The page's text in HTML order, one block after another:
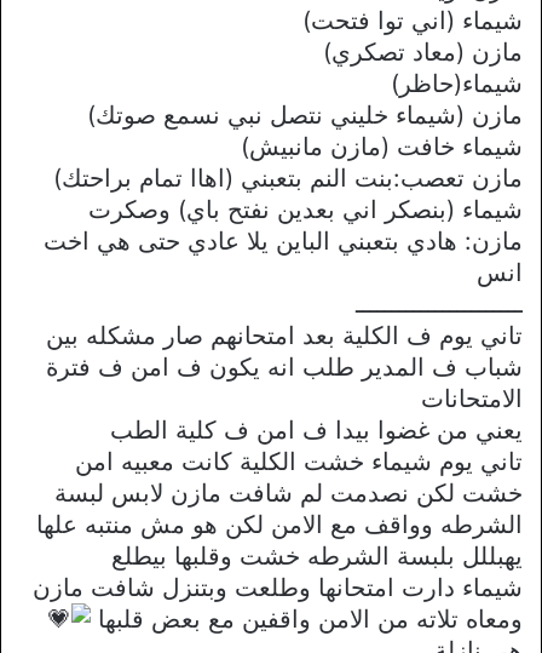
شيماء (اني توا فتحت)
مازن (معاد تصكري)
شيماء(حاظر)
مازن (شيماء خليني نتصل نبي نسمع صوتك)
شيماء خافت (مازن مانبيش)
مازن تعصب:بنت النم بتعبني (اهاا تمام براحتك)
شيماء (بنصكر اني بعدين نفتح باي) وصكرت
مازن: هادي بتعبني الباين يلا عادي حتى هي اخت
انس
ـــــــــــــــــــــــ
تاني يوم ف الكلية بعد امتحانهم صار مشكله بين
شباب ف المدير طلب انه يكون ف امن ف فترة
الامتحانات
يعني من غضوا بيدا ف امن ف كلية الطب
تاني يوم شيماء خشت الكلية كانت معبيه امن
خشت لكن نصدمت لم شافت مازن لابس لبسة
الشرطه وواقف مع الامن لكن هو مش منتبه علها
يهبللل بلبسة الشرطه خشت وقلبها بيطلع
شيماء دارت امتحانها وطلعت وبتنزل شافت مازن
ومعاه تلاته من الامن واقفين مع بعض قلبها